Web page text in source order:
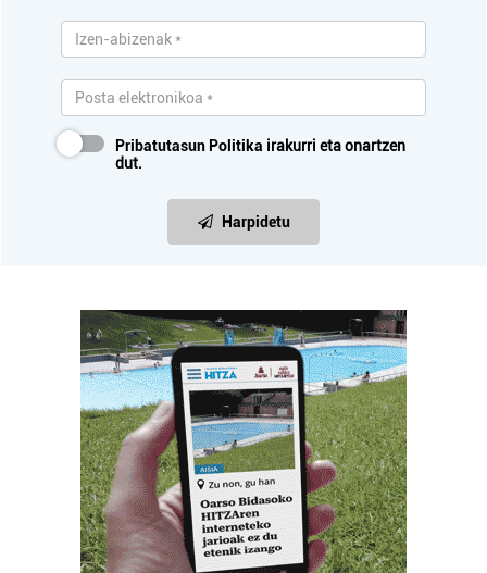
Pribatutasun Politika irakurri eta onartzen
dut.
Harpidetu